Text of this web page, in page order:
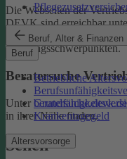
Beruf, Alter & Finanzen
Beruf
Betriebliche
Krankentagegeld
Altersvorsorge
Die Webseiten der
DEVK sind erreichbar
Informationen zum
Beratungsschwerpunkten.
Beratersuche
Unter beratersuche.devk.de
in ihrer Nähe finden.
Sehen